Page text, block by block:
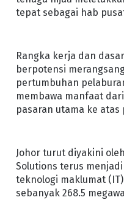
tepat sebagai hab
Rangka kerja dan
berpotensi
pertumbuhan
membawa manfaat
pasaran utama ke
Johor turut diyakini
Solutions terus
teknologi maklumat
sebanyak 268.5